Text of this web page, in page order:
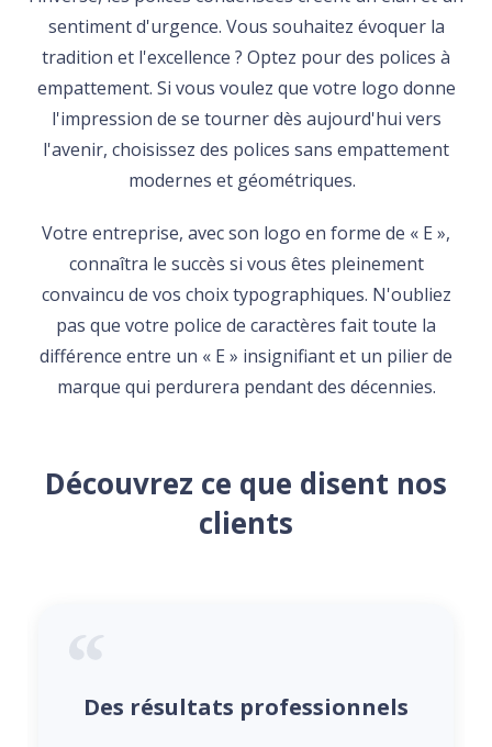
sentiment d'urgence. Vous souhaitez évoquer la
tradition et l'excellence ? Optez pour des polices à
empattement. Si vous voulez que votre logo donne
l'impression de se tourner dès aujourd'hui vers
l'avenir, choisissez des polices sans empattement
modernes et géométriques.
Votre entreprise, avec son logo en forme de « E »,
connaîtra le succès si vous êtes pleinement
convaincu de vos choix typographiques. N'oubliez
pas que votre police de caractères fait toute la
différence entre un « E » insignifiant et un pilier de
marque qui perdurera pendant des décennies.
Découvrez ce que disent nos
clients
Des résultats professionnels